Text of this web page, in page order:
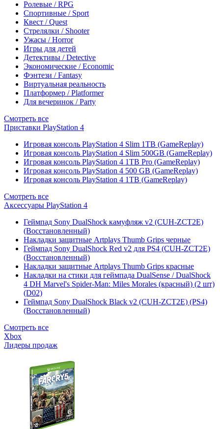
Ролевые / RPG
Спортивные / Sport
Квест / Quest
Стрелялки / Shooter
Ужасы / Horror
Игры для детей
Детективы / Detective
Экономические / Economic
Фэнтези / Fantasy
Виртуальная реальность
Платформер / Platformer
Для вечеринок / Party
Смотреть все
Приставки PlayStation 4
Игровая консоль PlayStation 4 Slim 1TB (GameReplay)
Игровая консоль PlayStation 4 Slim 500GB (GameReplay)
Игровая консоль PlayStation 4 1TB Pro (GameReplay)
Игровая консоль PlayStation 4 500 GB (GameReplay)
Игровая консоль PlayStation 4 1TB (GameReplay)
Смотреть все
Аксессуары PlayStation 4
Геймпад Sony DualShock камуфляж v2 (CUH-ZCT2E)
(Восстановленный)
Накладки защитные Artplays Thumb Grips черные
Геймпад Sony DualShock Red v2 для PS4 (CUH-ZCT2E)
(Восстановленный)
Накладки защитные Artplays Thumb Grips красные
Накладки на стики для геймпада DualSense / DualShock
4 DH Marvel's Spider-Man: Miles Morales (красный) (2 шт)
(D02)
Геймпад Sony DualShock Black v2 (CUH-ZCT2E) (PS4)
(Восстановленный)
Смотреть все
Xbox
Лидеры продаж